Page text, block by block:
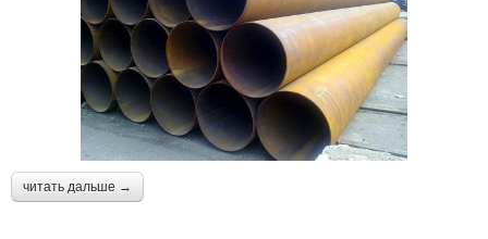
читать дальше →